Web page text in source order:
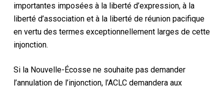
importantes imposées à la liberté d’expression, à la
liberté d’association et à la liberté de réunion pacifique
en vertu des termes exceptionnellement larges de cette
injonction.
Si la Nouvelle-Écosse ne souhaite pas demander
l’annulation de l’injonction, l’ACLC demandera aux